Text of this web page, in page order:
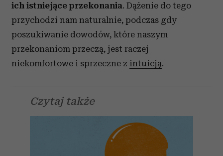
ich istniejące przekonania. Dążenie do tego
przychodzi nam naturalnie, podczas gdy
poszukiwanie dowodów, które naszym
przekonaniom przeczą, jest raczej
niekomfortowe i sprzeczne z intuicją.
Czytaj także